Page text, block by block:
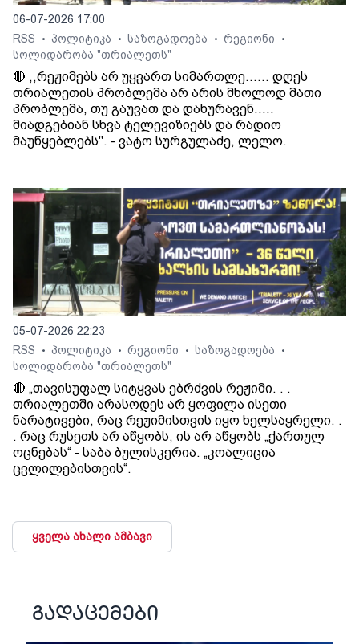
06-07-2026 17:00
RSS
• პოლიტიკა • საზოგადოება • რეგიონი •
სოლიდარობა "თრიალეთს"
🔴 ,,რეჟიმებს არ უყვართ სიმართლე...... დღეს
თრიალეთის პრობლემა არ არის მხოლოდ მათი
პრობლემა, თუ გაუვათ და დახურავენ.....
მიადგებიან სხვა ტელევიზიებს და რადიო
მაუწყებლებს". - ვატო სურგულაძე, ლელო.
05-07-2026 22:23
RSS
• პოლიტიკა • რეგიონი • საზოგადოება •
სოლიდარობა "თრიალეთს"
🔴 „თავისუფალ სიტყვას ებრძვის რეჟიმი. . .
თრიალეთში არასოდეს არ ყოფილა ისეთი
ნარატივები, რაც რეჟიმისთვის იყო ხელსაყრელი. .
. რაც რუსეთს არ აწყობს, ის არ აწყობს „ქართულ
ოცნებას“ - საბა ბულისკერია. „კოალიცია
ცვლილებისთვის“.
ყველა ახალი ამბავი
გადაცემები